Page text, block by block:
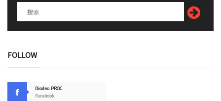
FOLLOW
Diodeo.PROC
Facebook